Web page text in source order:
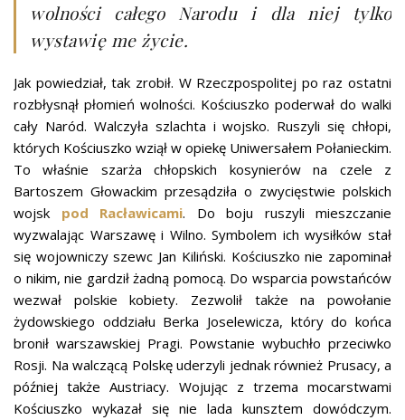
wolności całego Narodu i dla niej tylko
wystawię me życie.
Jak powiedział, tak zrobił. W Rzeczpospolitej po raz ostatni
rozbłysnął płomień wolności. Kościuszko poderwał do walki
cały Naród. Walczyła szlachta i wojsko. Ruszyli się chłopi,
których Kościuszko wziął w opiekę Uniwersałem Połanieckim.
To właśnie szarża chłopskich kosynierów na czele z
Bartoszem Głowackim przesądziła o zwycięstwie polskich
wojsk pod Racławicami. Do boju ruszyli mieszczanie
wyzwalając Warszawę i Wilno. Symbolem ich wysiłków stał
się wojowniczy szewc Jan Kiliński. Kościuszko nie zapominał
o nikim, nie gardził żadną pomocą. Do wsparcia powstańców
wezwał polskie kobiety. Zezwolił także na powołanie
żydowskiego oddziału Berka Joselewicza, który do końca
bronił warszawskiej Pragi. Powstanie wybuchło przeciwko
Rosji. Na walczącą Polskę uderzyli jednak również Prusacy, a
później także Austriacy. Wojując z trzema mocarstwami
Kościuszko wykazał się nie lada kunsztem dowódczym.